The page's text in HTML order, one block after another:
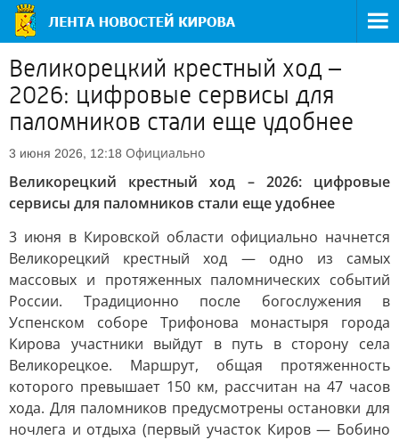
Великорецкий крестный ход –
2026: цифровые сервисы для
паломников стали еще удобнее
3 июня 2026, 12:18 Официально
Великорецкий крестный ход – 2026: цифровые
сервисы для паломников стали еще удобнее
3 июня в Кировской области официально начнется
Великорецкий крестный ход — одно из самых
массовых и протяженных паломнических событий
России. Традиционно после богослужения в
Успенском соборе Трифонова монастыря города
Кирова участники выйдут в путь в сторону села
Великорецкое. Маршрут, общая протяженность
которого превышает 150 км, рассчитан на 47 часов
хода. Для паломников предусмотрены остановки для
ночлега и отдыха (первый участок Киров — Бобино